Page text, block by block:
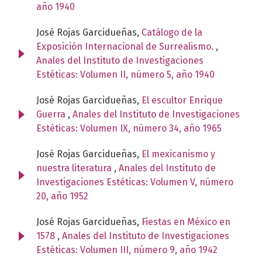
año 1940
José Rojas Garcidueñas, Catálogo de la
Exposición Internacional de Surrealismo. ,
Anales del Instituto de Investigaciones
Estéticas: Volumen II, número 5, año 1940
José Rojas Garcidueñas, El escultor Enrique
Guerra , Anales del Instituto de Investigaciones
Estéticas: Volumen IX, número 34, año 1965
José Rojas Garcidueñas, El mexicanismo y
nuestra literatura , Anales del Instituto de
Investigaciones Estéticas: Volumen V, número
20, año 1952
José Rojas Garcidueñas, Fiestas en México en
1578 , Anales del Instituto de Investigaciones
Estéticas: Volumen III, número 9, año 1942